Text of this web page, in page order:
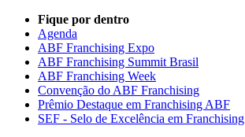
Fique por dentro
Agenda
ABF Franchising Expo
ABF Franchising Summit Brasil
ABF Franchising Week
Convenção do ABF Franchising
Prêmio Destaque em Franchising ABF
SEF - Selo de Excelência em Franchising